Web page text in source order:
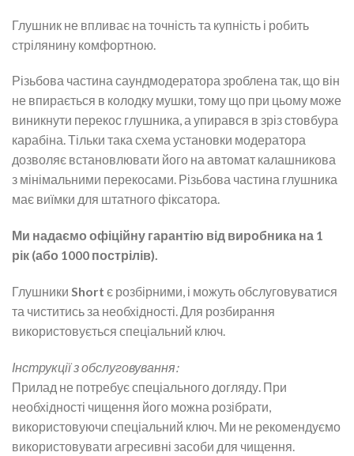
Глушник не впливає на точність та купність і робить
стрілянину комфортною.
Різьбова частина саундмодератора зроблена так, що він
не впирається в колодку мушки, тому що при цьому може
виникнути перекос глушника, а упирався в зріз стовбура
карабіна. Тільки така схема установки модератора
дозволяє встановлювати його на автомат калашникова
з мінімальними перекосами. Різьбова частина глушника
має виїмки для штатного фіксатора.
Ми надаємо офіційну гарантію від виробника на 1
рік (або 1000 пострілів).
Глушники Short є розбірними, і можуть обслуговуватися
та чиститись за необхідності. Для розбирання
використовується спеціальний ключ.
Інструкції з обслуговування:
Прилад не потребує спеціального догляду. При
необхідності чищення його можна розібрати,
використовуючи спеціальний ключ. Ми не рекомендуємо
використовувати агресивні засоби для чищення.